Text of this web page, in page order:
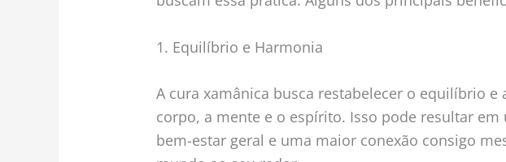
1. Equilíbrio e Harmonia
A cura xamânica busca restabelecer o equilíbrio e
corpo, a mente e o espírito. Isso pode resultar em
bem-estar geral e uma maior conexão consigo